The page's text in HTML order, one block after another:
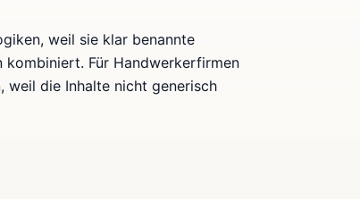
weil sie klar benannte
kombiniert. Für Handwerkerfirmen
weil die Inhalte nicht generisch